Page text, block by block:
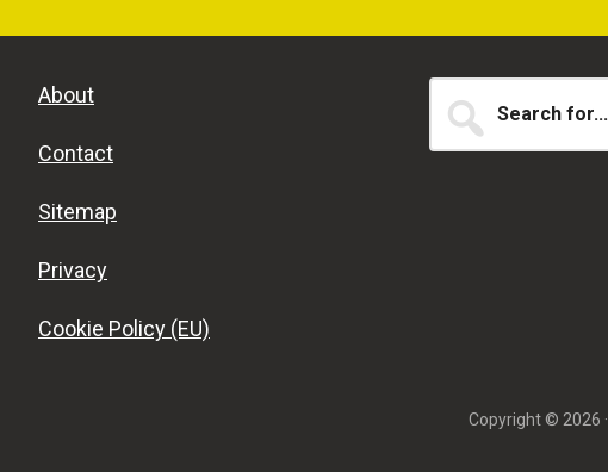
About
Contact
Sitemap
Privacy
Cookie Policy (EU)
for...
Copyright © 2026 ·